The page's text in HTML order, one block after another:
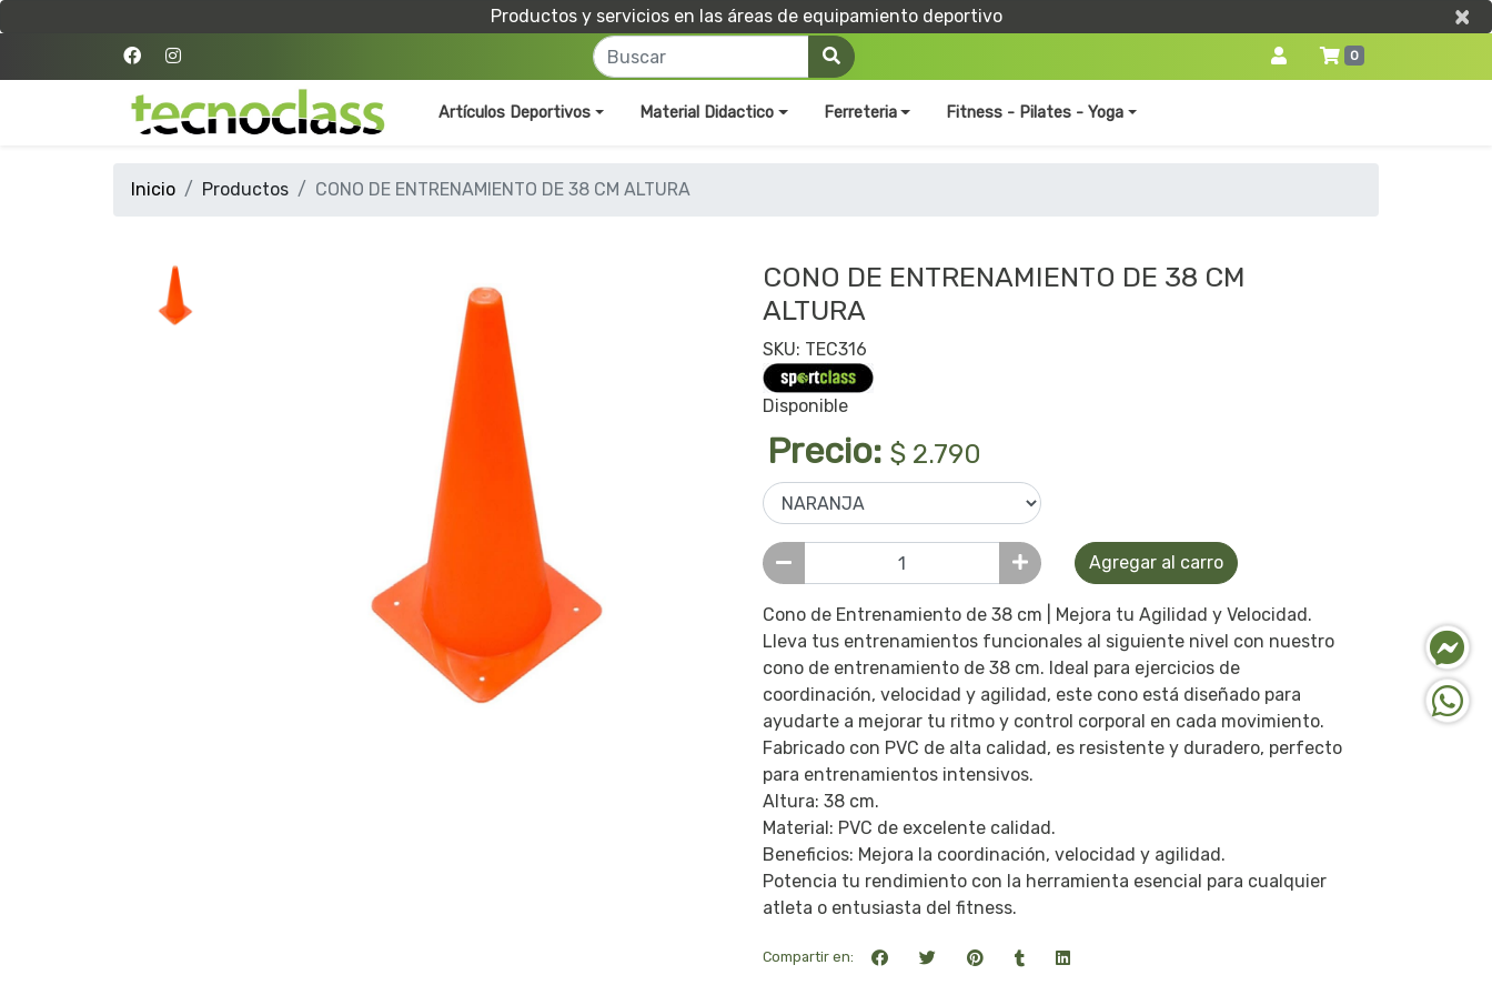
Productos y servicios en las áreas de equipamiento deportivo ×
×
0
Artículos Deportivos Material Didactico Ferreteria Fitness - Pilates - Yoga
Inicio Productos CONO DE ENTRENAMIENTO DE 38 CM ALTURA
CONO DE ENTRENAMIENTO DE 38 CM
ALTURA
SKU: TEC316
Disponible
Precio: $ 2.790
Agregar al carro
Cono de Entrenamiento de 38 cm | Mejora tu Agilidad y Velocidad.
Lleva tus entrenamientos funcionales al siguiente nivel con nuestro
cono de entrenamiento de 38 cm. Ideal para ejercicios de
coordinación, velocidad y agilidad, este cono está diseñado para
ayudarte a mejorar tu ritmo y control corporal en cada movimiento.
Fabricado con PVC de alta calidad, es resistente y duradero, perfecto
para entrenamientos intensivos.
Altura: 38 cm.
Material: PVC de excelente calidad.
Beneficios: Mejora la coordinación, velocidad y agilidad.
Potencia tu rendimiento con la herramienta esencial para cualquier
atleta o entusiasta del fitness.
Compartir en: